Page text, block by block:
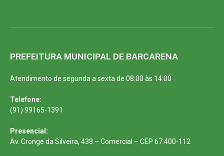
PREFEITURA MUNICIPAL DE BARCARENA
Atendimento de segunda a sexta de 08:00 às 14:00
Telefone:
(91) 99165-1391
Presencial:
Av. Cronge da Silveira, 438 – Comercial – CEP 67.400-112